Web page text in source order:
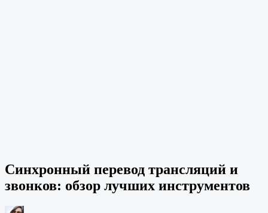
Синхронный перевод трансляций и
звонков: обзор лучших инструментов